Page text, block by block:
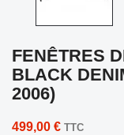
FENÊTRES
BLACK
2006)
499,00 € TTC